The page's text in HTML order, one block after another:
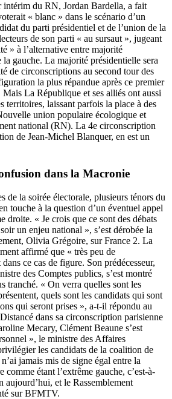
intérim du RN, Jordan Bardella, a fait
« blanc » dans le scénario d’un
du parti présidentiel et de l’union de la
de son parti « au sursaut », jugeant
» à l’alternative entre majorité
gauche. La majorité présidentielle sera
de circonscriptions au second tour des
la plus répandue après ce premier
La République et ses alliés ont aussi
territoires, laissant parfois la place à des
union populaire écologique et
national (RN). La 4e circonscription
de Jean-Michel Blanquer, en est un
dans la Macronie
de la soirée électorale, plusieurs ténors du
touche à la question d’un éventuel appel
droite. « Je crois que ce sont des débats
un enjeu national », s’est dérobée la
Olivia Grégoire, sur France 2. La
affirmé que « très peu de
ce cas de figure. Son prédécesseur,
des Comptes publics, s’est montré
tranché. « On verra quelles sont les
quels sont les candidats qui sont
qui seront prises », a-t-il répondu au
dans sa circonscription parisienne
Mecary, Clément Beaune s’est
», le ministre des Affaires
les candidats de la coalition de
jamais mis de signe égal entre la
étant l’extrême gauche, c’est-à-
aujourd’hui, et le Rassemblement
sur BFMTV.